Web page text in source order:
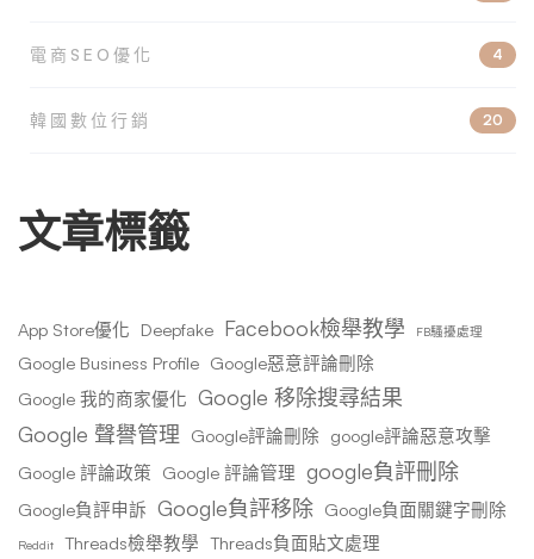
電商SEO優化 4
韓國數位行銷 20
文章標籤
App Store優化 Deepfake Facebook檢舉教學 FB騷擾處理
Google Business Profile Google惡意評論刪除
Google 我的商家優化 Google 移除搜尋結果
Google 聲譽管理 Google評論刪除 google評論惡意攻擊
Google 評論政策 Google 評論管理 google負評刪除
Google負評申訴 Google負評移除 Google負面關鍵字刪除
Reddit Threads檢舉教學 Threads負面貼文處理